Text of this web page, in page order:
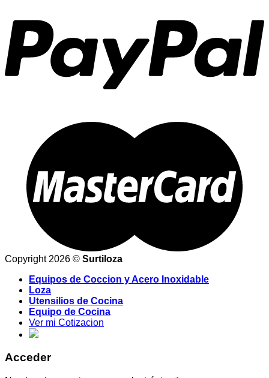
Copyright 2026 © Surtiloza
Equipos de Coccion y Acero Inoxidable
Loza
Utensilios de Cocina
Equipo de Cocina
Ver mi Cotizacion
Acceder